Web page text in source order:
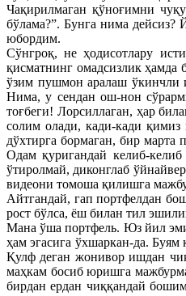
Чақирилмаган қўноғимни
бўлама?”. Бунга нима
юбордим.
Сўнгроқ, не ҳодисотлару
қисматнинг омадсизлик ҳамда
ўзим пушмон аралаш ўкинчли
Нима, у сендан ош-нон
тоғбеги! Лорсиллаган, ҳар
солим олади, кади-кади
дўхтирга бормаган, бир марта
Одам қуригандай келиб-
ўтиролмай, диконглаб
видеони томоша қилишга
Айтгандай, гап портфелдан
рост бўлса, ёш билан тил
Мана ўша портфель. Юз йил
ҳам эгасига ўхшаркан-да.
Қулф деган жонивор ишдан
маҳкам босиб юришга
бирдан ердан чиққандай